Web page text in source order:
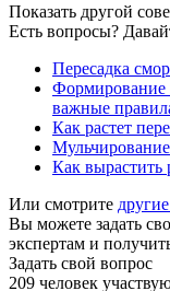
Показать другой
Есть вопросы?
Пересадка
Формирование
важные
Как растет
Мульчирование
Как вырастить
Или смотрите
Вы можете задать
экспертам и
Задать свой вопрос
209 человек